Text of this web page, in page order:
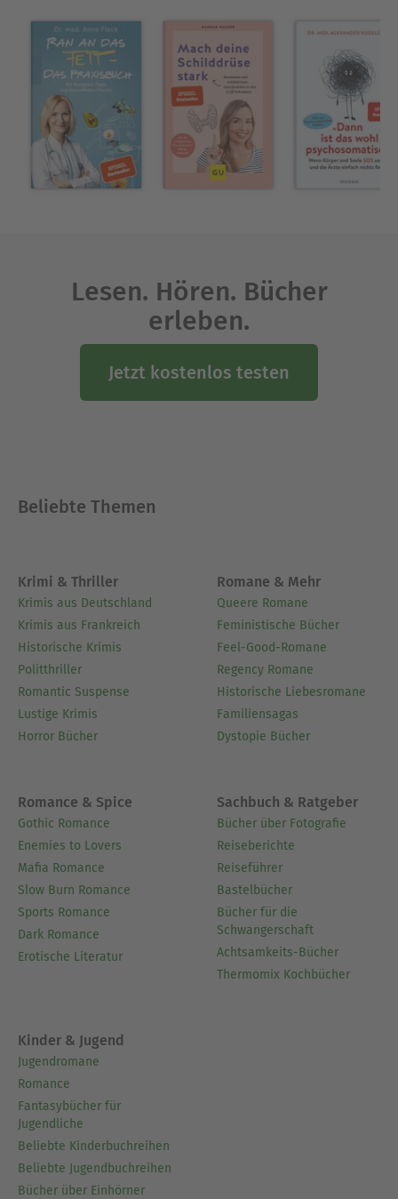
Lesen. Hören. Bücher
erleben.
Jetzt kostenlos testen
Beliebte Themen
Krimi & Thriller
Krimis aus Deutschland
Krimis aus Frankreich
Historische Krimis
Politthriller
Romantic Suspense
Lustige Krimis
Horror Bücher
Romane & Mehr
Queere Romane
Feministische Bücher
Feel-Good-Romane
Regency Romane
Historische Liebesromane
Familiensagas
Dystopie Bücher
Romance & Spice
Gothic Romance
Enemies to Lovers
Mafia Romance
Slow Burn Romance
Sports Romance
Dark Romance
Erotische Literatur
Sachbuch & Ratgeber
Bücher über Fotografie
Reiseberichte
Reiseführer
Bastelbücher
Bücher für die
Schwangerschaft
Achtsamkeits-Bücher
Thermomix Kochbücher
Kinder & Jugend
Jugendromane
Romance
Fantasybücher für
Jugendliche
Beliebte Kinderbuchreihen
Beliebte Jugendbuchreihen
Bücher über Einhörner